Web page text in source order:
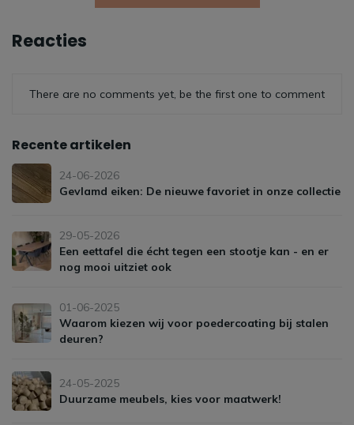
Reacties
There are no comments yet, be the first one to comment
Recente artikelen
24-06-2026
Gevlamd eiken: De nieuwe favoriet in onze collectie
29-05-2026
Een eettafel die écht tegen een stootje kan - en er
nog mooi uitziet ook
01-06-2025
Waarom kiezen wij voor poedercoating bij stalen
deuren?
24-05-2025
Duurzame meubels, kies voor maatwerk!